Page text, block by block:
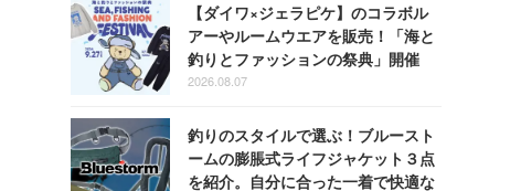
【ダイワ×ジェラピケ】のコラボル
アーやルームウエアを販売！「海と
釣りとファッションの祭典」開催
2026.08.07
釣りのスタイルで選ぶ！ブルースト
ームの膨脹式ライフジャケット３点
を紹介。自分に合った一着で快適な